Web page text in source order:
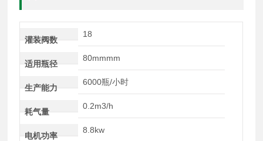
灌装阀数
18
适用瓶径
80mmmm
生产能力
6000瓶/小时
耗气量
0.2m3/h
电机功率
8.8kw